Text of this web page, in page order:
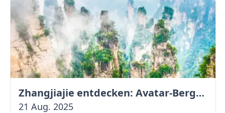
Zhangjiajie entdecken: Avatar-Berge & Altstadt von Fenghuang
21 Aug. 2025